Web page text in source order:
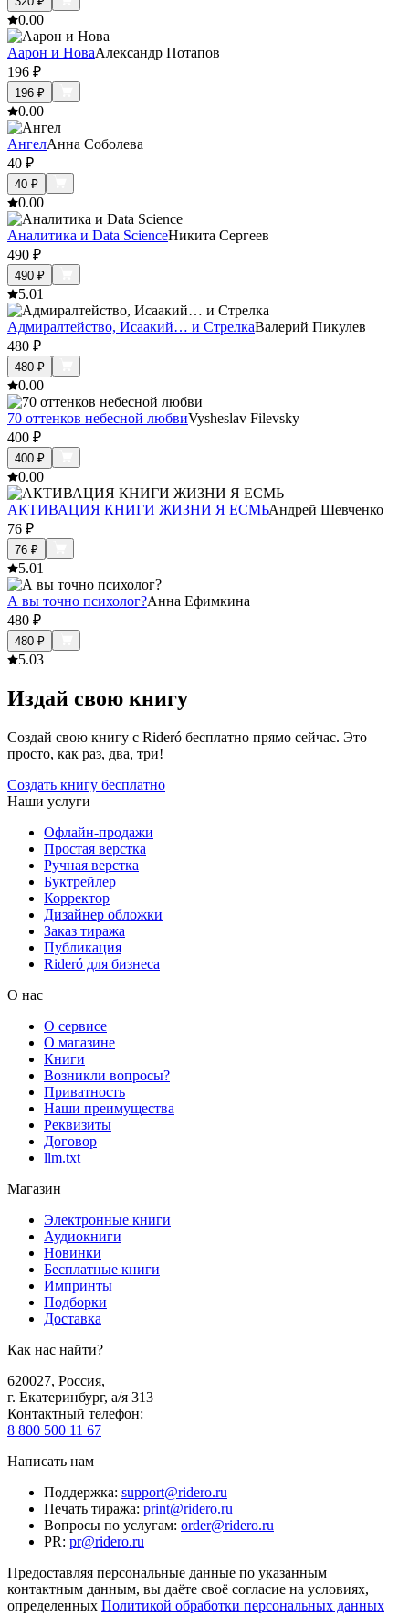
0.00
Аарон и НоваАлександр Потапов
196 ₽
196 ₽
0.00
АнгелАнна Соболева
40 ₽
40 ₽
0.00
Аналитика и Data ScienceНикита Сергеев
490 ₽
490 ₽
5.01
Адмиралтейство, Исаакий… и СтрелкаВалерий Пикулев
480 ₽
480 ₽
0.00
70 оттенков небесной любвиVysheslav Filevsky
400 ₽
400 ₽
0.00
АКТИВАЦИЯ КНИГИ ЖИЗНИ Я ЕСМЬАндрей Шевченко
76 ₽
76 ₽
5.01
А вы точно психолог?Анна Ефимкина
480 ₽
480 ₽
5.03
Издай свою книгу
Создай свою книгу с Rideró бесплатно прямо сейчас. Это
просто, как раз, два, три!
Создать книгу бесплатно
Наши услуги
Офлайн-продажи
Простая верстка
Ручная верстка
Буктрейлер
Корректор
Дизайнер обложки
Заказ тиража
Публикация
Rideró для бизнеса
О нас
О сервисе
О магазине
Книги
Возникли вопросы?
Приватность
Наши преимущества
Реквизиты
Договор
llm.txt
Магазин
Электронные книги
Аудиокниги
Новинки
Бесплатные книги
Импринты
Подборки
Доставка
Как нас найти?
620027, Россия,
г. Екатеринбург, а/я 313
Контактный телефон:
8 800 500 11 67
Написать нам
Поддержка: support@ridero.ru
Печать тиража: print@ridero.ru
Вопросы по услугам: order@ridero.ru
PR: pr@ridero.ru
Предоставляя персональные данные по указанным
контактным данным, вы даёте своё согласие на условиях,
определенных Политикой обработки персональных данных